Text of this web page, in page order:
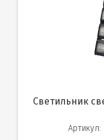
Светильник светодиодный промышленный
Артикул: